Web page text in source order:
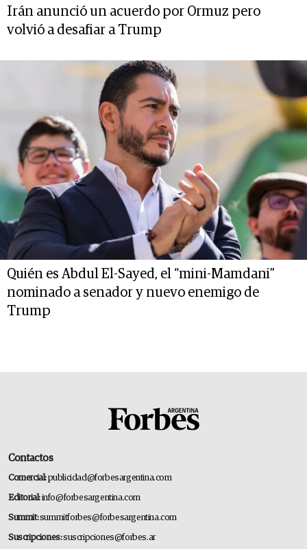
Irán anunció un acuerdo por Ormuz pero
volvió a desafiar a Trump
Quién es Abdul El-Sayed, el “mini-Mamdani”
nominado a senador y nuevo enemigo de
Trump
Contactos
Comercial:publicidad@forbesargentina.com
Editorial:info@forbesargentina.com
Summit:summitforbes@forbesargentina.com
Suscripciones:suscripciones@forbes.ar